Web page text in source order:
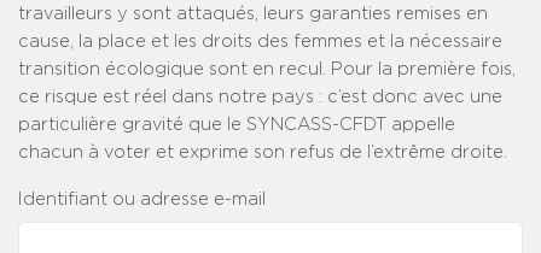
travailleurs y sont attaqués, leurs garanties remises en
cause, la place et les droits des femmes et la nécessaire
transition écologique sont en recul. Pour la première fois,
ce risque est réel dans notre pays : c’est donc avec une
particulière gravité que le SYNCASS-CFDT appelle
chacun à voter et exprime son refus de l’extrême droite.
Identifiant ou adresse e-mail